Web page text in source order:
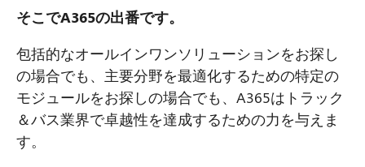
そこでA365の出番です。
包括的なオールインワンソリューションをお探し
の場合でも、主要分野を最適化するための特定の
モジュールをお探しの場合でも、A365はトラック
＆バス業界で卓越性を達成するための力を与えま
す。